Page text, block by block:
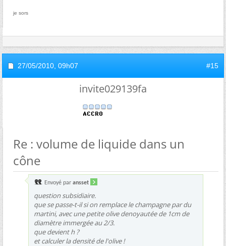
je sors
27/05/2010, 09h07 #15
invite029139fa
Re : volume de liquide dans un
cône
Envoyé par ansset
question subsidiaire.
que se passe-t-il si on remplace le champagne par du
martini, avec une petite olive denoyautée de 1cm de
diamètre immergée au 2/3.
que devient h ?
et calculer la densité de l'olive !